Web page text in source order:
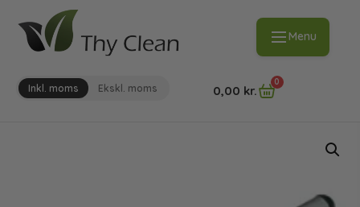
Menu
Inkl. moms Ekskl. moms 0,00 kr.
0